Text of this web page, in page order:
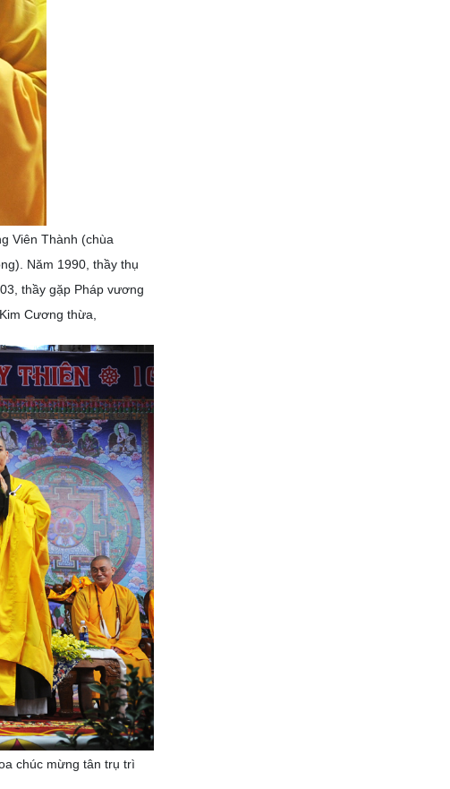
Viên Thành (chùa
Năm 1990, thầy thụ
thầy gặp Pháp vương
Cương thừa,
chúc mừng tân trụ trì